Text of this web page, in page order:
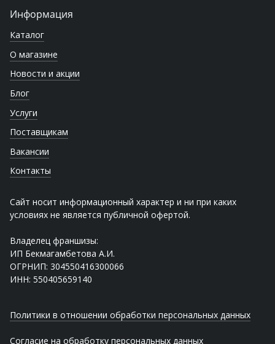
Информация
Каталог
О магазине
Новости и акции
Блог
Услуги
Поставщикам
Вакансии
Контакты
Сайт носит информационный характер и ни при каких
условиях не является публичной офертой.
Владелец франшизы:
ИП Бекмагамбетова А.И.
ОГРНИП: 304550416300066
ИНН: 550405659140
Политики в отношении обработки персональных данных
Согласие на обработку персональных данных